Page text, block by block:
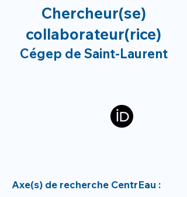
Chercheur(se)
collaborateur(rice)
Cégep de Saint-Laurent
Axe(s) de recherche CentrEau :